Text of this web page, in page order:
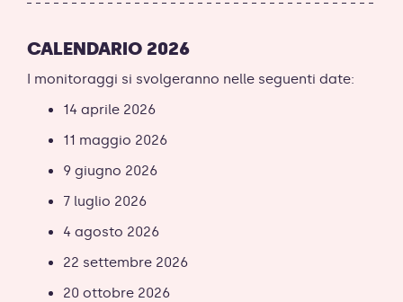
CALENDARIO 2026
I monitoraggi si svolgeranno nelle seguenti date:
14 aprile 2026
11 maggio 2026
9 giugno 2026
7 luglio 2026
4 agosto 2026
22 settembre 2026
20 ottobre 2026